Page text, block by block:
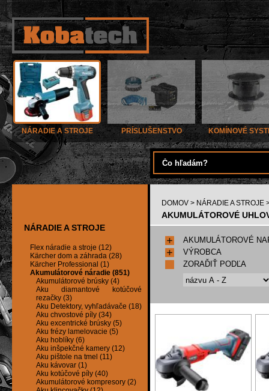
NÁRADIE A STROJE PRÍSLUŠENSTVO KOMÍNOVÉ
NÁRADIE A STROJE
Flex náradie a stroje (12)
Kärcher dom a záhrada (28)
Kärcher Professional (1)
Akumulátorové náradie (851)
Akumulátorové brúsky (4)
Aku diamantové kotúčové
rezačky (3)
Aku Detektory, vyhľadávače (18)
Aku chvostové píly (34)
Aku excentrické brúsky (5)
Aku frézy lamelovacie (5)
Aku hoblíky (6)
Aku inšpekčné kamery (12)
Aku pištole na tmel (11)
Aku kávovar (1)
Aku kotúčové píly (40)
Akumulátorové kompresory (2)
DOMOV > NÁRADIE A STROJE
AKUMULÁTOROVÉ
AKUMULÁTOROVÉ
VÝROBCA
ZORAĎIŤ PODĽA